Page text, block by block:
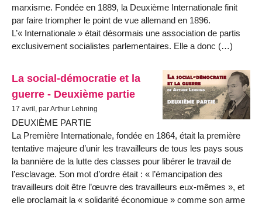
marxisme. Fondée en 1889, la Deuxième Internationale finit
par faire triompher le point de vue allemand en 1896.
L’« Internationale » était désormais une association de partis
exclusivement socialistes parlementaires. Elle a donc (…)
La social-démocratie et la
guerre - Deuxième partie
17 avril, par Arthur Lehning
DEUXIÈME PARTIE
La Première Internationale, fondée en 1864, était la première
tentative majeure d’unir les travailleurs de tous les pays sous
la bannière de la lutte des classes pour libérer le travail de
l’esclavage. Son mot d’ordre était : « l’émancipation des
travailleurs doit être l’œuvre des travailleurs eux-mêmes », et
elle proclamait la « solidarité économique » comme son arme